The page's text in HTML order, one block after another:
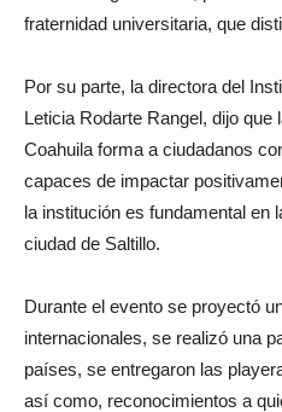
fraternidad universitaria, que
Por su parte, la directora del
Leticia Rodarte Rangel, dijo
Coahuila forma a ciudadanos
capaces de impactar
la institución es fundamental en
ciudad de Saltillo.
Durante el evento se proyectó
internacionales, se realizó una
países, se entregaron las
así como, reconocimientos a